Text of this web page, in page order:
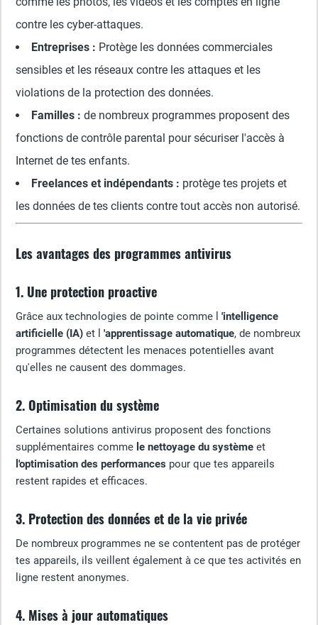
contre les cyber-attaques.
Entreprises : Protège les données commerciales
sensibles et les réseaux contre les attaques et les
violations de la protection des données.
Familles : de nombreux programmes proposent des
fonctions de contrôle parental pour sécuriser l'accès à
Internet de tes enfants.
Freelances et indépendants : protège tes projets et
les données de tes clients contre tout accès non autorisé.
Les avantages des programmes antivirus
1. Une protection proactive
Grâce aux technologies de pointe comme l 'intelligence
artificielle (IA) et l 'apprentissage automatique, de nombreux
programmes détectent les menaces potentielles avant
qu'elles ne causent des dommages.
2. Optimisation du système
Certaines solutions antivirus proposent des fonctions
supplémentaires comme le nettoyage du système et
l'optimisation des performances pour que tes appareils
restent rapides et efficaces.
3. Protection des données et de la vie privée
De nombreux programmes ne se contentent pas de protéger
tes appareils, ils veillent également à ce que tes activités en
ligne restent anonymes.
4. Mises à jour automatiques